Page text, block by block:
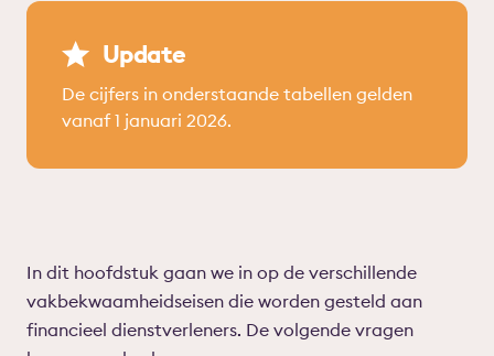
Update
De cijfers in onderstaande tabellen gelden
vanaf 1 januari 2026.
In dit hoofdstuk gaan we in op de verschillende
vakbekwaamheidseisen die worden gesteld aan
financieel dienstverleners. De volgende vragen